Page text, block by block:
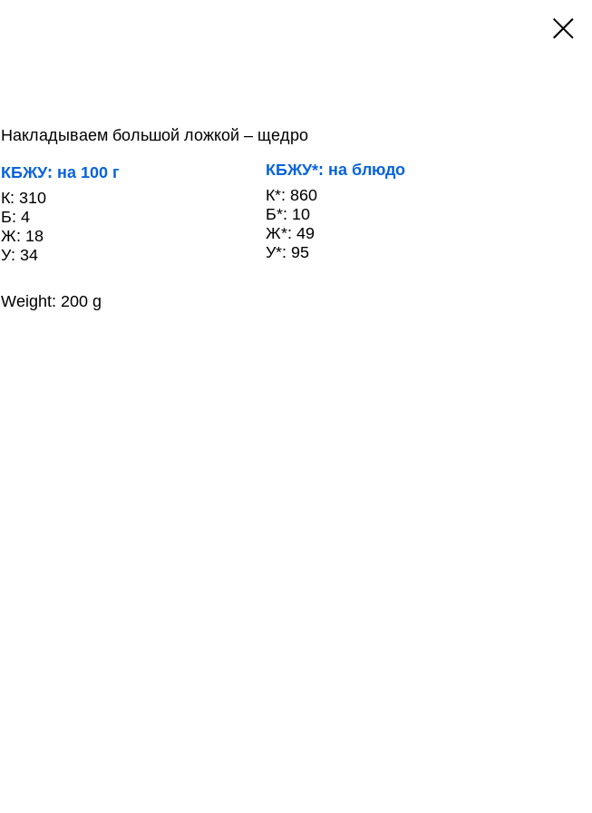
Накладываем большой ложкой – щедро
КБЖУ: на 100 г
К: 310
Б: 4
Ж: 18
У: 34
КБЖУ*: на блюдо
К*: 860
Б*: 10
Ж*: 49
У*: 95
Weight: 200 g